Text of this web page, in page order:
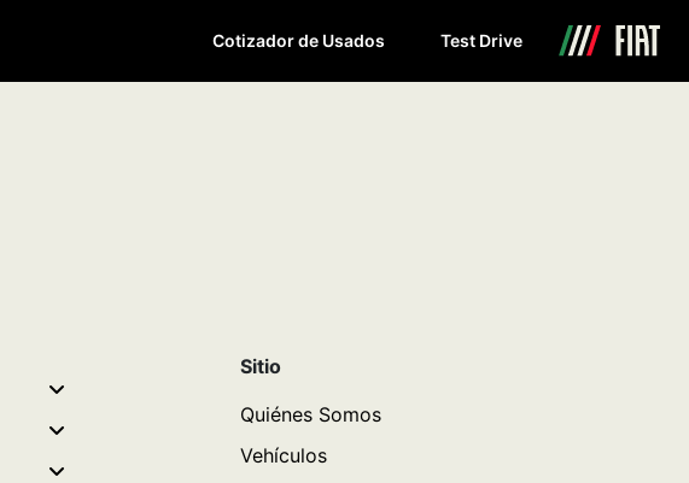
Cotizador de Usados Test Drive
Sitio
Quiénes Somos
Vehículos